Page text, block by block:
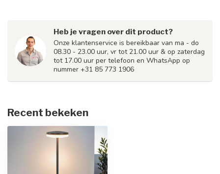
Heb je vragen over dit product?
Onze klantenservice is bereikbaar van ma - do
08.30 - 23.00 uur, vr tot 21.00 uur & op zaterdag
tot 17.00 uur per telefoon en WhatsApp op
nummer +31 85 773 1906
Recent bekeken